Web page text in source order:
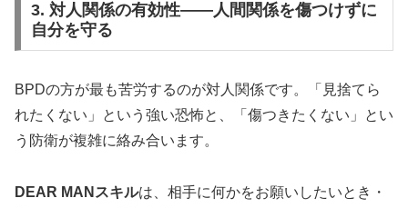
3. 対人関係の有効性——人間関係を傷つけずに
自分を守る
BPDの方が最も苦労するのが対人関係です。「見捨てら
れたくない」という強い恐怖と、「傷つきたくない」とい
う防衛が複雑に絡み合います。
DEAR MANスキルは、相手に何かをお願いしたいとき・